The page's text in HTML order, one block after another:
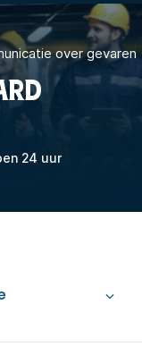
over gevaren
24 uur